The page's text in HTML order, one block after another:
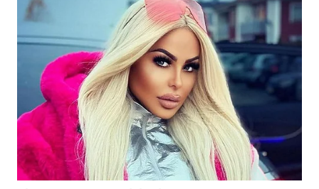
KEPULAUAN
SERIBU
WN
TANGERANG
WN
BINJAI
WN